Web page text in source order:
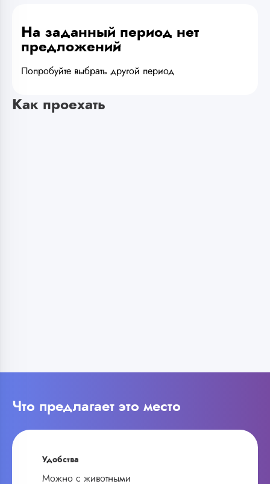
На заданный период нет
предложений
Попробуйте выбрать другой период
Как проехать
Что предлагает это место
Удобства
Можно с животными